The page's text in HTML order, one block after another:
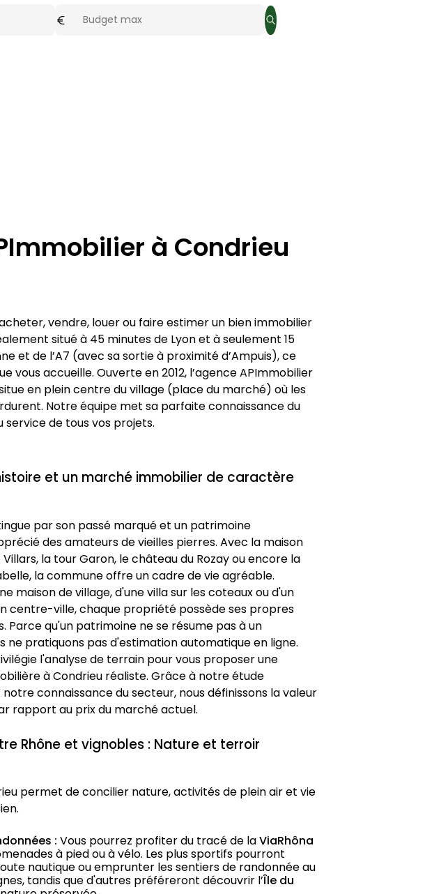
Rechercher
à Condrieu
vendre, louer ou faire estimer un bien immobilier
situé à 45 minutes de Lyon et à seulement 15
et de l’A7 (avec sa sortie à proximité d’Ampuis), ce
vous accueille. Ouverte en 2012, l’agence APImmobilier
en plein centre du village (place du marché) où les
Notre équipe met sa parfaite connaissance du
service de tous vos projets.
et un marché immobilier de caractère
par son passé marqué et un patrimoine
des amateurs de vieilles pierres. Avec la maison
la tour Garon, le château du Rozay ou encore la
la commune offre un cadre de vie agréable.
maison de village, d'une villa sur les coteaux ou d'un
centre-ville, chaque propriété possède ses propres
Parce qu'un patrimoine ne se résume pas à un
ne pratiquons pas d'estimation automatique en ligne.
l'analyse de terrain pour vous proposer une
à Condrieu réaliste. Grâce à notre étude
connaissance du secteur, nous définissons la valeur
rapport au prix du marché actuel.
Rhône et vignobles : Nature et terroir
permet de concilier nature, activités de plein air et vie
: Vous pourrez profiter du tracé de la ViaRhôna
à pied ou à vélo. Les plus sportifs pourront
nautique ou emprunter les sentiers de randonnée au
tandis que d'autres préféreront découvrir l’Île du